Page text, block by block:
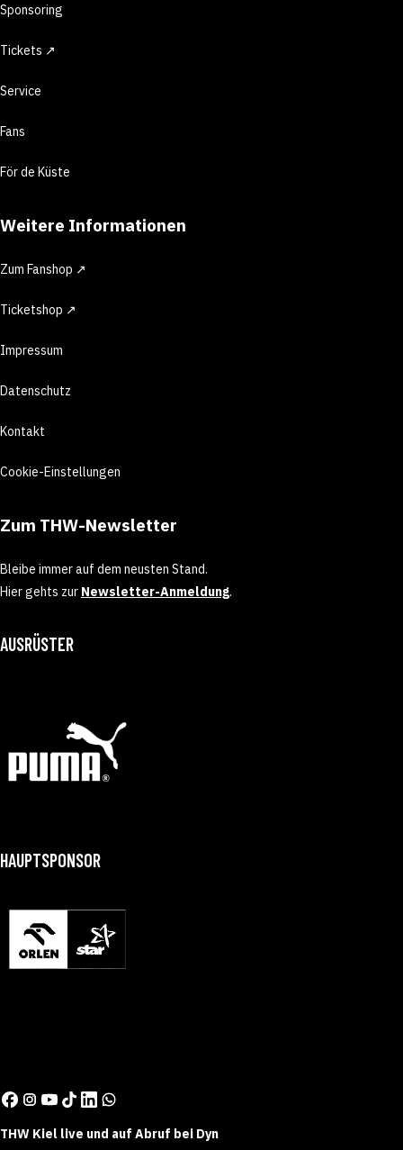
Sponsoring
Tickets ↗
Service
Fans
För de Küste
Weitere Informationen
Zum Fanshop ↗
Ticketshop ↗
Impressum
Datenschutz
Kontakt
Cookie-Einstellungen
Zum THW-Newsletter
Bleibe immer auf dem neusten Stand.
Hier gehts zur Newsletter-Anmeldung.
AUSRÜSTER
HAUPTSPONSOR
THW Kiel live und auf Abruf bei Dyn